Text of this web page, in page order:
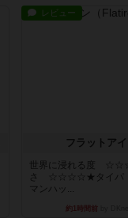
レビュー
フラットア
世界に浸れる度
さ ☆☆☆☆★タイ
マンハッ...
約1時間前